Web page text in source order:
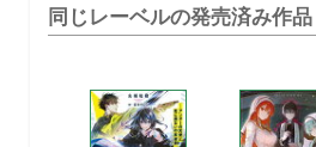
同じレーベルの発売済み作品